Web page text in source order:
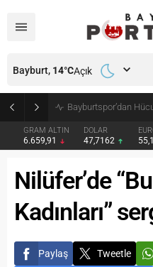
Bayburt’ta Minik
GRAM ALTIN
6.659,91
DOLAR
47,7162
Bayburt, 14°CAçık
Nilüfer’de
Kadınları”
Paylaş Tweetle